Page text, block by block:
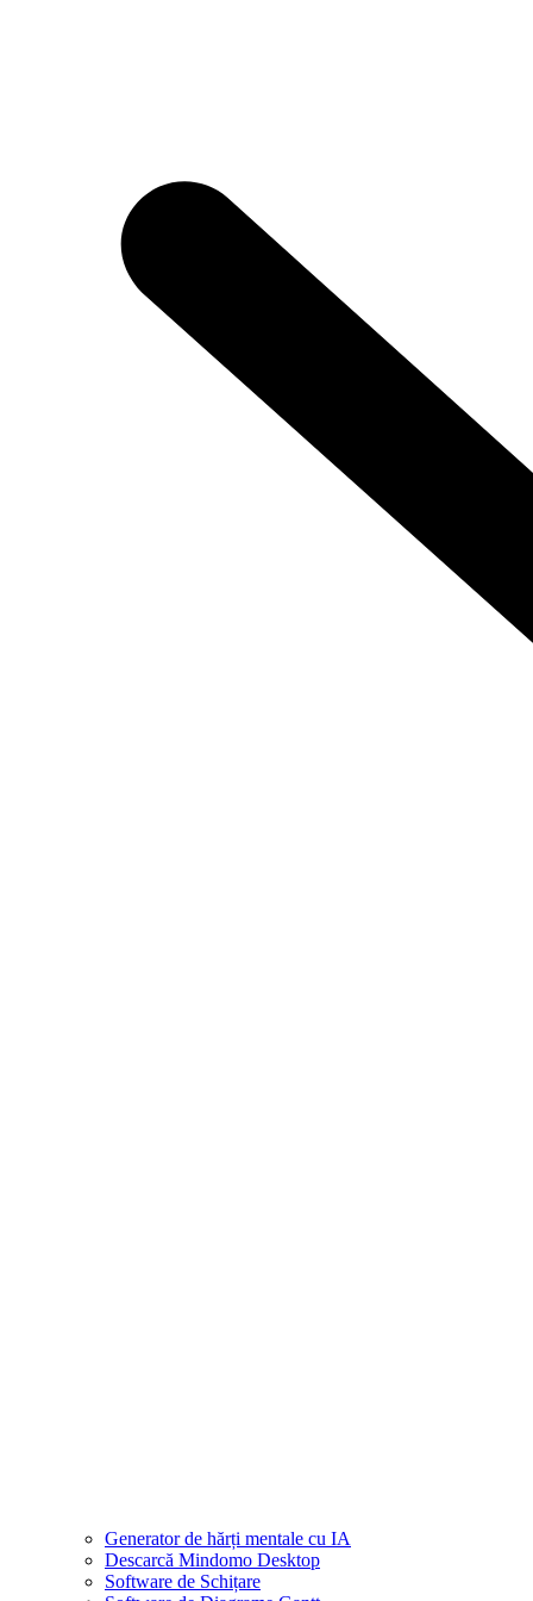
Generator de hărți mentale cu IA
Descarcă Mindomo Desktop
Software de Schițare